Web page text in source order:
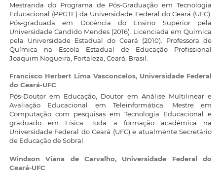
Mestranda do Programa de Pós-Graduação em Tecnologia
Educacional (PPGTE) da Universidade Federal do Ceará (UFC).
Pós-graduada em Docência do Ensino Superior pela
Universidade Candido Mendes (2016). Licenciada em Química
pela Universidade Estadual do Ceará (2010). Professora de
Química na Escola Estadual de Educação Profissional
Joaquim Nogueira, Fortaleza, Ceará, Brasil.
Francisco Herbert Lima Vasconcelos, Universidade Federal
do Ceará-UFC
Pós-Doutor em Educação, Doutor em Análise Multilinear e
Avaliação Educacional em Teleinformática, Mestre em
Computação com pesquisas em Tecnologia Educacional e
graduado em Física. Toda a formação acadêmica na
Universidade Federal do Ceará (UFC) e atualmente Secretário
de Educação de Sobral.
Windson Viana de Carvalho, Universidade Federal do
Ceará-UFC